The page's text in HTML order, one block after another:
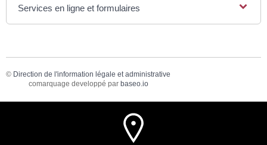
Services en ligne et formulaires
© Direction de l'information légale et administrative
comarquage developpé par baseo.io